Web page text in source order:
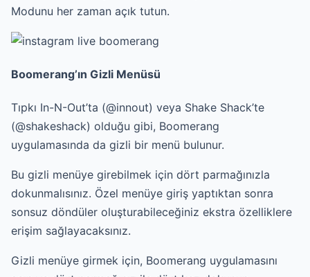
Modunu her zaman açık tutun.
Boomerang’ın Gizli Menüsü
Tıpkı In-N-Out’ta (@innout) veya Shake Shack’te
(@shakeshack) olduğu gibi, Boomerang
uygulamasında da gizli bir menü bulunur.
Bu gizli menüye girebilmek için dört parmağınızla
dokunmalısınız. Özel menüye giriş yaptıktan sonra
sonsuz döndüler oluşturabileceğiniz ekstra özelliklere
erişim sağlayacaksınız.
Gizli menüye girmek için, Boomerang uygulamasını